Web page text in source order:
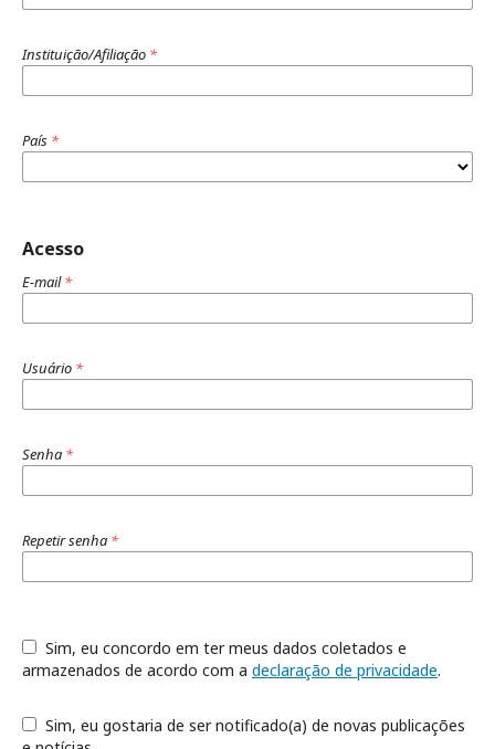
Instituição/Afiliação *
País *
Acesso
E-mail*
Usuário *
Senha *
Repetir senha *
armazenados de acordo com a declaração de privacidade.